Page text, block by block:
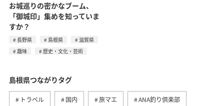
お城巡りの密かなブーム、
「御城印」集めを知っていま
すか？
長野県 島根県
滋賀県
趣味
歴史・文化・芸術
島根県つながりタグ
トラベル 国内 旅マエ ANA釣り倶楽部